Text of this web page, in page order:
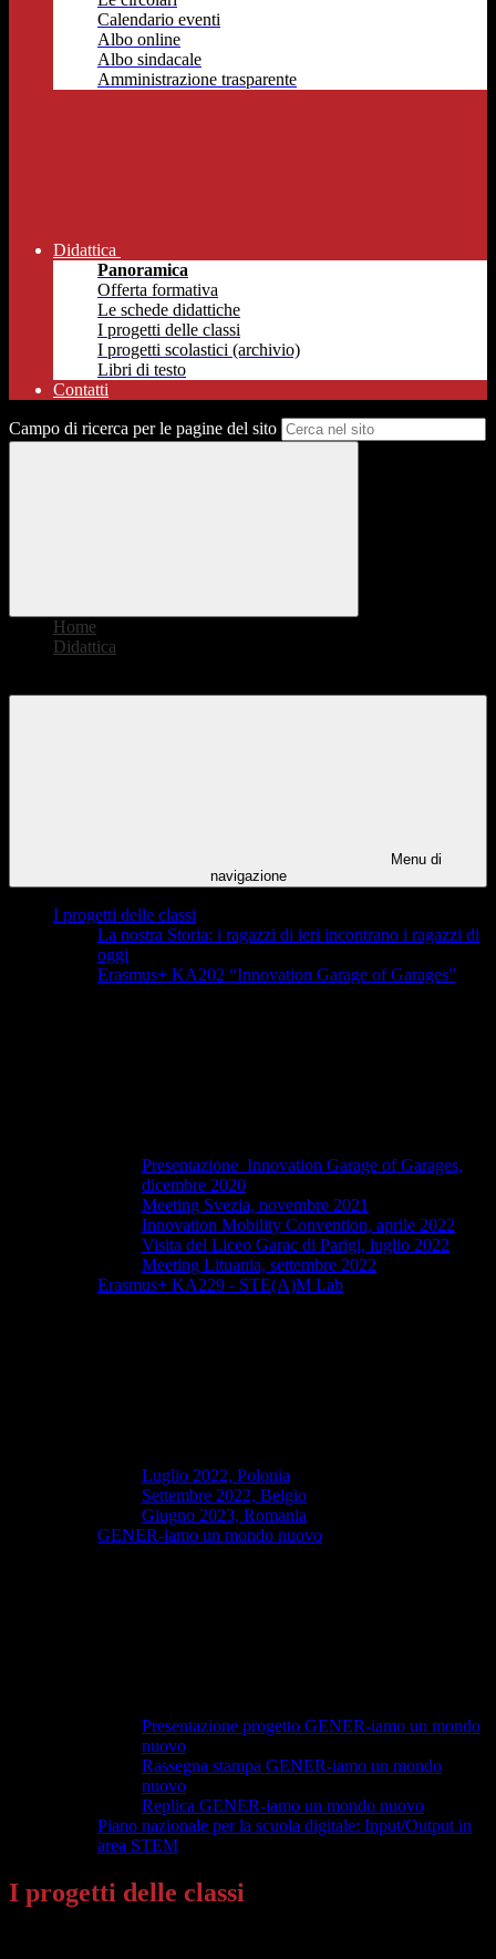
Calendario eventi
Albo online
Albo sindacale
Amministrazione trasparente
Didattica
Panoramica
Offerta formativa
Le schede didattiche
I progetti delle classi
I progetti scolastici (archivio)
Libri di testo
Contatti
Campo di ricerca per le pagine del sito
Home
Didattica
Menu di
navigazione
I progetti delle classi
La nostra Storia: i ragazzi di ieri incontrano i ragazzi di
oggi
Erasmus+ KA202 “Innovation Garage of Garages”
Presentazione Innovation Garage of Garages,
dicembre 2020
Meeting Svezia, novembre 2021
Innovation Mobility Convention, aprile 2022
Visita del Liceo Garac di Parigi, luglio 2022
Meeting Lituania, settembre 2022
Erasmus+ KA229 - STE(A)M Lab
Luglio 2022, Polonia
Settembre 2022, Belgio
Giugno 2023, Romania
GENER-iamo un mondo nuovo
Presentazione progetto GENER-iamo un mondo
nuovo
Rassegna stampa GENER-iamo un mondo
nuovo
Replica GENER-iamo un mondo nuovo
Piano nazionale per la scuola digitale: Input/Output in
area STEM
I progetti delle classi